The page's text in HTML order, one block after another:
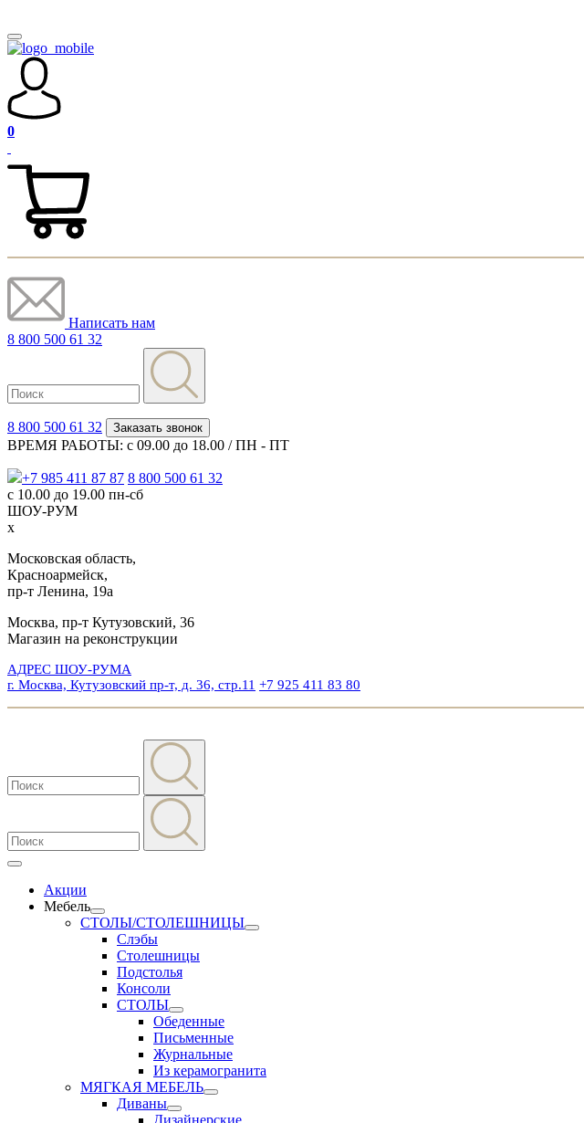
0
Написать нам
8 800 500 61 32
8 800 500 61 32 Заказать звонок
ВРЕМЯ РАБОТЫ: с 09.00 до 18.00 / ПН - ПТ
+7 985 411 87 87 8 800 500 61 32
с 10.00 до 19.00 пн-сб
ШОУ-РУМ
x
Московская область,
Красноармейск,
пр-т Ленина, 19а
Москва, пр-т Кутузовский, 36
Магазин на реконструкции
АДРЕС ШОУ-РУМА
г. Москва, Кутузовский пр-т, д. 36, стр.11 +7 925 411 83 80
Акции
Мебель
СТОЛЫ/СТОЛЕШНИЦЫ
Слэбы
Столешницы
Подстолья
Консоли
СТОЛЫ
Обеденные
Письменные
Журнальные
Из керамогранита
МЯГКАЯ МЕБЕЛЬ
Диваны
Дизайнерские